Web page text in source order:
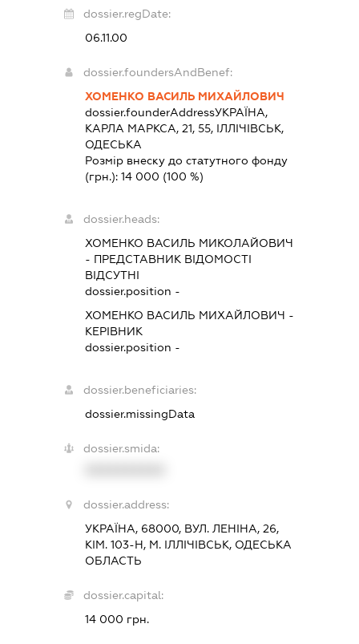
dossier.regDate:
06.11.00
dossier.foundersAndBenef:
ХОМЕНКО ВАСИЛЬ МИХАЙЛОВИЧ
dossier.founderAddressУКРАЇНА,
КАРЛА МАРКСА, 21, 55, ІЛЛІЧІВСЬК,
ОДЕСЬКА
Розмір внеску до статутного фонду
(грн.):14 000 (100 %)
dossier.heads:
ХОМЕНКО ВАСИЛЬ МИКОЛАЙОВИЧ
- ПРЕДСТАВНИК ВІДОМОСТІ
ВІДСУТНІ
dossier.position -
ХОМЕНКО ВАСИЛЬ МИХАЙЛОВИЧ -
КЕРІВНИК
dossier.position -
dossier.beneficiaries:
dossier.missingData
dossier.smida:
dossier.address:
УКРАЇНА, 68000, ВУЛ. ЛЕНІНА, 26,
КІМ. 103-Н, М. ІЛЛІЧІВСЬК, ОДЕСЬКА
ОБЛАСТЬ
dossier.capital:
14 000 грн.